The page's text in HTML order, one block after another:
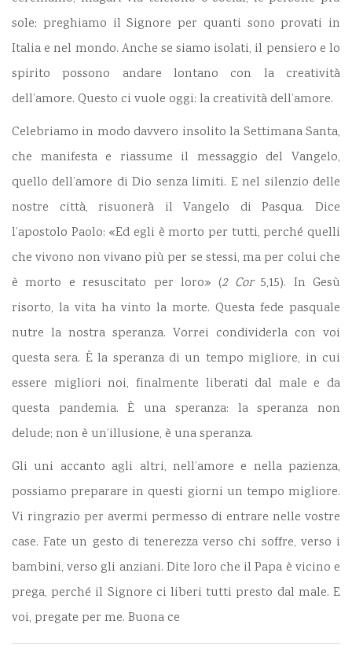
sole; preghiamo il Signore per quanti sono provati in
Italia e nel mondo. Anche se siamo isolati, il pensiero e lo
spirito possono andare lontano con la creatività
dell’amore. Questo ci vuole oggi: la creatività dell’amore.
Celebriamo in modo davvero insolito la Settimana Santa,
che manifesta e riassume il messaggio del Vangelo,
quello dell’amore di Dio senza limiti. E nel silenzio delle
nostre città, risuonerà il Vangelo di Pasqua. Dice
l’apostolo Paolo: «Ed egli è morto per tutti, perché quelli
che vivono non vivano più per se stessi, ma per colui che
è morto e resuscitato per loro» (2 Cor5,15). In Gesù
risorto, la vita ha vinto la morte. Questa fede pasquale
nutre la nostra speranza. Vorrei condividerla con voi
questa sera. È la speranza di un tempo migliore, in cui
essere migliori noi, finalmente liberati dal male e da
questa pandemia. È una speranza: la speranza non
delude; non è un’illusione, è una speranza.
Gli uni accanto agli altri, nell’amore e nella pazienza,
possiamo preparare in questi giorni un tempo migliore.
Vi ringrazio per avermi permesso di entrare nelle vostre
case. Fate un gesto di tenerezza verso chi soffre, verso i
bambini, verso gli anziani. Dite loro che il Papa è vicino e
prega, perché il Signore ci liberi tutti presto dal male. E
voi, pregate per me. Buona ce